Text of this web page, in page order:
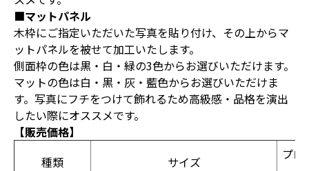
■マットパネル
木枠にご指定いただいた写真を貼り付け、その上からマ
ットパネルを被せて加工いたします。
側面枠の色は黒・白・緑の3色からお選びいただけます。
マットの色は白・黒・灰・藍色からお選びいただけま
す。写真にフチをつけて飾れるため高級感・品格を演出
したい際にオススメです。
【販売価格】
種類
サイズ
プロ